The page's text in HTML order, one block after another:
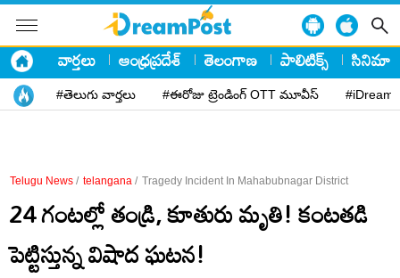
వార్తలు ఆంధ్రప్రదేశ్ తెలంగాణ పాలిటిక్స్ సినిమా
#తెలుగు వార్తలు #ఈరోజు ట్రెండింగ్ OTT మూవీస్
Telugu News / telangana / Tragedy Incident In Mahabubnagar District
24 గంటల్లో తండ్రి, కూతురు మృతి! కంటతడి
పెట్టిస్తున్న విషాద ఘటన!